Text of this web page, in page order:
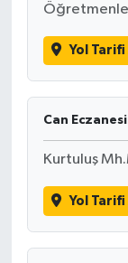
Yol Tarifi
Can Eczanesi
Kurtuluş
Yol Tarifi